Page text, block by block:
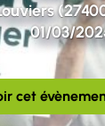
01/03/
cet